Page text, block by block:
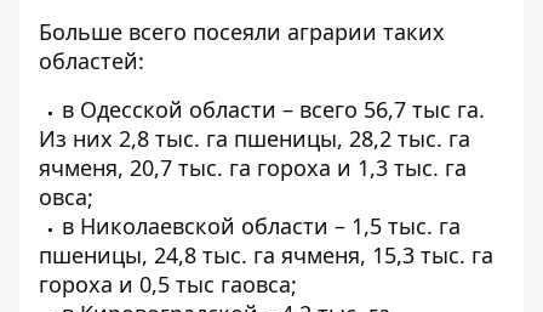
Больше всего посеяли аграрии таких
областей:
в Одесской области – всего 56,7 тыс га.
Из них 2,8 тыс. га пшеницы, 28,2 тыс. га
ячменя, 20,7 тыс. га гороха и 1,3 тыс. га
овса;
в Николаевской области – 1,5 тыс. га
пшеницы, 24,8 тыс. га ячменя, 15,3 тыс. га
гороха и 0,5 тыс гаовса;